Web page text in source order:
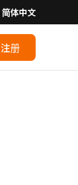
体中文
册